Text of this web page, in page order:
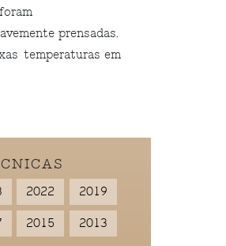
prensadas.
temperaturas em
2022 2019
2015 2013